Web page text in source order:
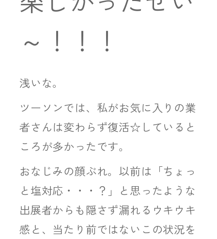
～！！！
浅いな。
ツーソンでは、私がお気に入りの業
者さんは変わらず復活☆していると
ころが多かったです。
おなじみの顔ぶれ。以前は「ちょっ
と塩対応・・・？」と思ったような
出展者からも隠さず漏れるウキウキ
感と、当たり前ではないこの状況を